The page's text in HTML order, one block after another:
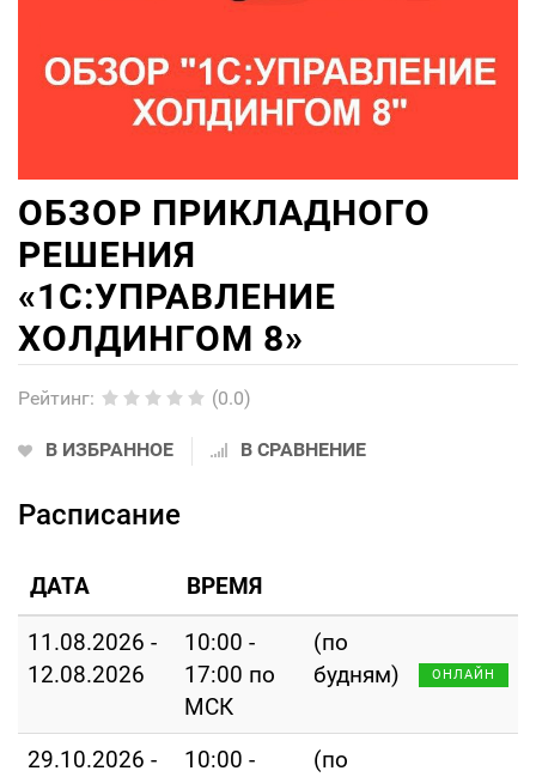
ОБЗОР ПРИКЛАДНОГО
РЕШЕНИЯ
«1С:УПРАВЛЕНИЕ
ХОЛДИНГОМ 8»
Рейтинг: (0.0)
В ИЗБРАННОЕ В СРАВНЕНИЕ
Расписание
ДАТА ВРЕМЯ
11.08.2026 -
12.08.2026
10:00 -
17:00 по
МСК
(по
будням)
ОНЛАЙН
29.10.2026 -
10:00 -
(по